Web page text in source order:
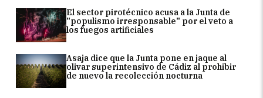
El sector pirotécnico acusa a la Junta de
"populismo irresponsable" por el veto a
los fuegos artificiales
Asaja dice que la Junta pone en jaque al
olivar superintensivo de Cádiz al prohibir
de nuevo la recolección nocturna